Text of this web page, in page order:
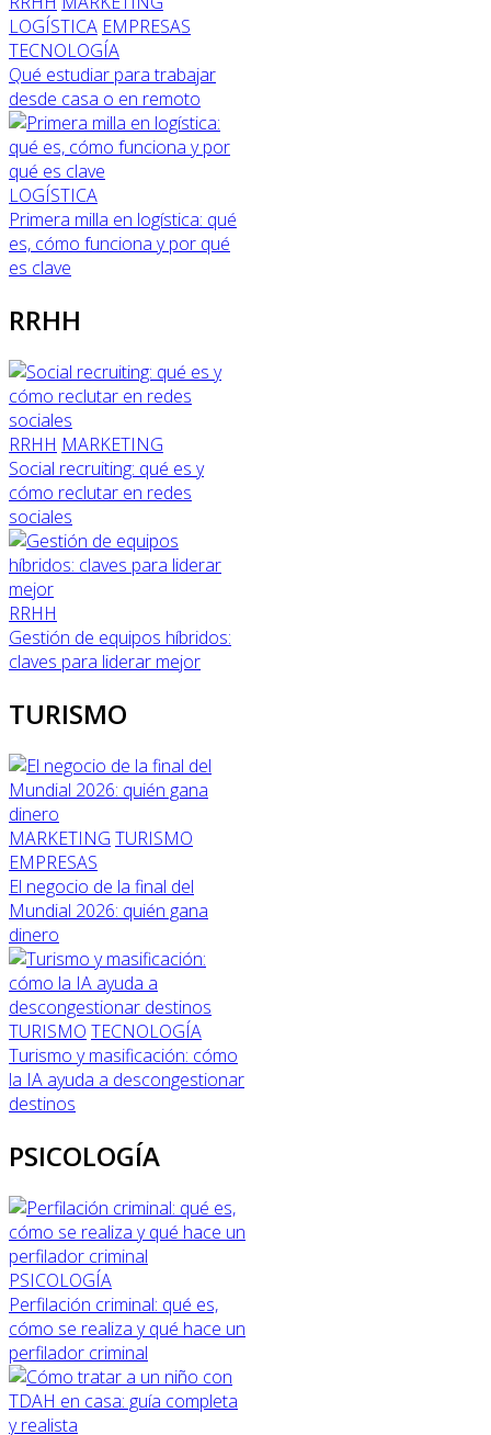
LOGÍSTICA EMPRESAS
TECNOLOGÍA
Qué estudiar para trabajar
desde casa o en remoto
LOGÍSTICA
Primera milla en logística: qué
es, cómo funciona y por qué
es clave
RRHH
RRHH MARKETING
Social recruiting: qué es y
cómo reclutar en redes
sociales
RRHH
Gestión de equipos híbridos:
claves para liderar mejor
TURISMO
MARKETING TURISMO
EMPRESAS
El negocio de la final del
Mundial 2026: quién gana
dinero
TURISMO TECNOLOGÍA
Turismo y masificación: cómo
la IA ayuda a descongestionar
destinos
PSICOLOGÍA
PSICOLOGÍA
Perfilación criminal: qué es,
cómo se realiza y qué hace un
perfilador criminal